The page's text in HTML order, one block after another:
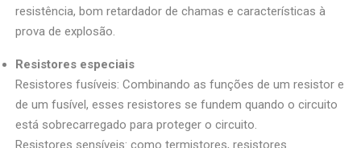
resistência, bom retardador de chamas e características à
prova de explosão.
Resistores especiais
Resistores fusíveis: Combinando as funções de um resistor e
de um fusível, esses resistores se fundem quando o circuito
está sobrecarregado para proteger o circuito.